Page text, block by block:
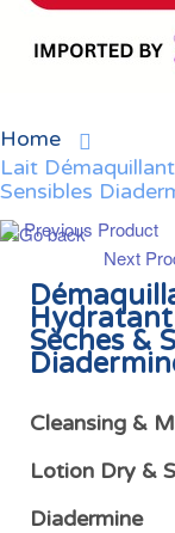
Home
Lait
Sensibles
Previous Product
Next
Sèches &
Cleansing &
Lotion Dry &
Diadermine